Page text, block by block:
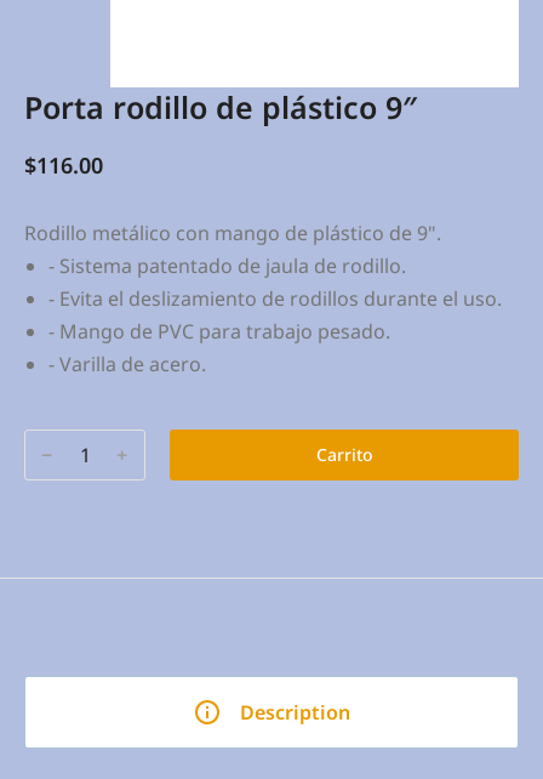
Porta rodillo de plástico 9″
$116.00
Rodillo metálico con mango de plástico de 9".
- Sistema patentado de jaula de rodillo.
- Evita el deslizamiento de rodillos durante el uso.
- Mango de PVC para trabajo pesado.
- Varilla de acero.
﹣ ﹢ Carrito
Description